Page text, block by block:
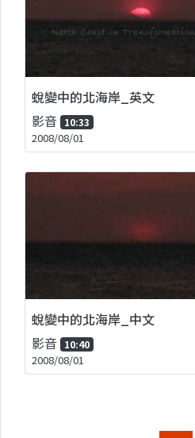
蛻變中的北海岸_英文
影音 10:33
2008/08/01
蛻變中的北海岸_中文
影音 10:40
2008/08/01